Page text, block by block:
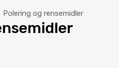
Polering og rensemidler